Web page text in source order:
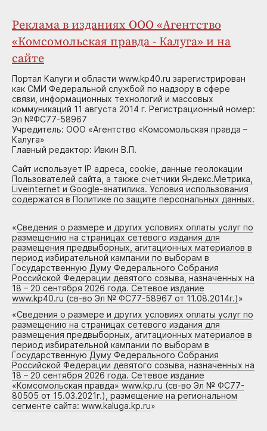
Реклама в изданиях ООО «Агентство
«Комсомольская правда - Калуга» и на
сайте
Портал Калуги и области www.kp40.ru зарегистрирован
как СМИ Федеральной службой по надзору в сфере
связи, информационных технологий и массовых
коммуникаций 11 августа 2014 г. Регистрационный номер:
Эл №ФС77-58967
Учредитель: ООО «Агентство «Комсомольская правда –
Калуга»
Главный редактор: Ивкин В.П.
Сайт использует IP адреса, cookie, данные геолокации
Пользователей сайта, а также счетчики Яндекс.Метрика,
Liveinternet и Google-анатилика. Условия использования
содержатся в Политике по защите персональных данных.
«Сведения о размере и других условиях оплаты услуг по
размещению на страницах сетевого издания для
размещения предвыборных, агитационных материалов в
период избирательной кампании по выборам в
Государственную Думу Федерального Собрания
Российской Федерации девятого созыва, назначенных на
18 – 20 сентября 2026 года. Сетевое издание
www.kp40.ru (св-во Эл № ФС77-58967 от 11.08.2014г.)»
«Сведения о размере и других условиях оплаты услуг по
размещению на страницах сетевого издания для
размещения предвыборных, агитационных материалов в
период избирательной кампании по выборам в
Государственную Думу Федерального Собрания
Российской Федерации девятого созыва, назначенных на
18 – 20 сентября 2026 года. Сетевое издание
«Комсомольская правда» www.kp.ru (св-во Эл № ФС77-
80505 от 15.03.2021г.), размещение на региональном
сегменте сайта: www.kaluga.kp.ru»